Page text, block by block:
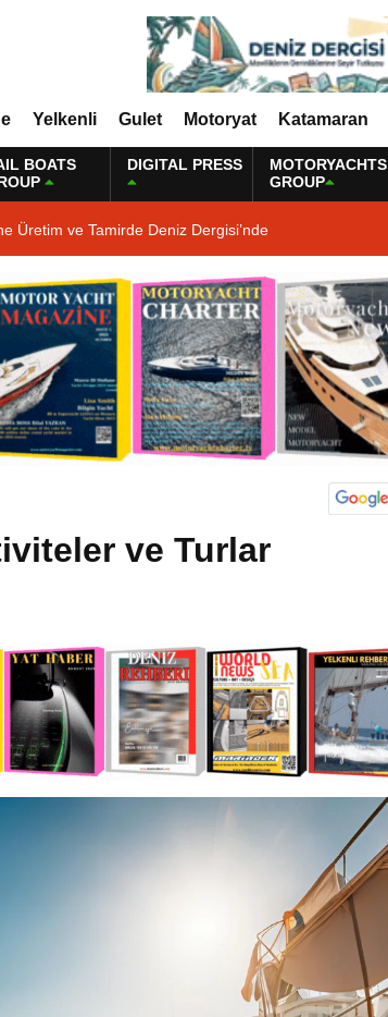
Yelkenli Gulet Motoryat Katamaran
BOATS
DIGITAL PRESS
MOTORYACHTS
GROUP
Üretim ve Tamirde Deniz Dergisi’nde
ve Turlar